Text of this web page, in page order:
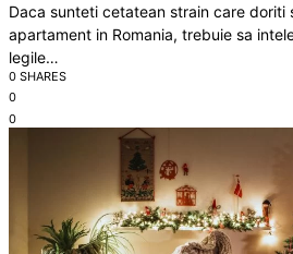
Daca sunteti cetatean strain care doriti
apartament in Romania, trebuie sa
legile…
0 SHARES
0
0